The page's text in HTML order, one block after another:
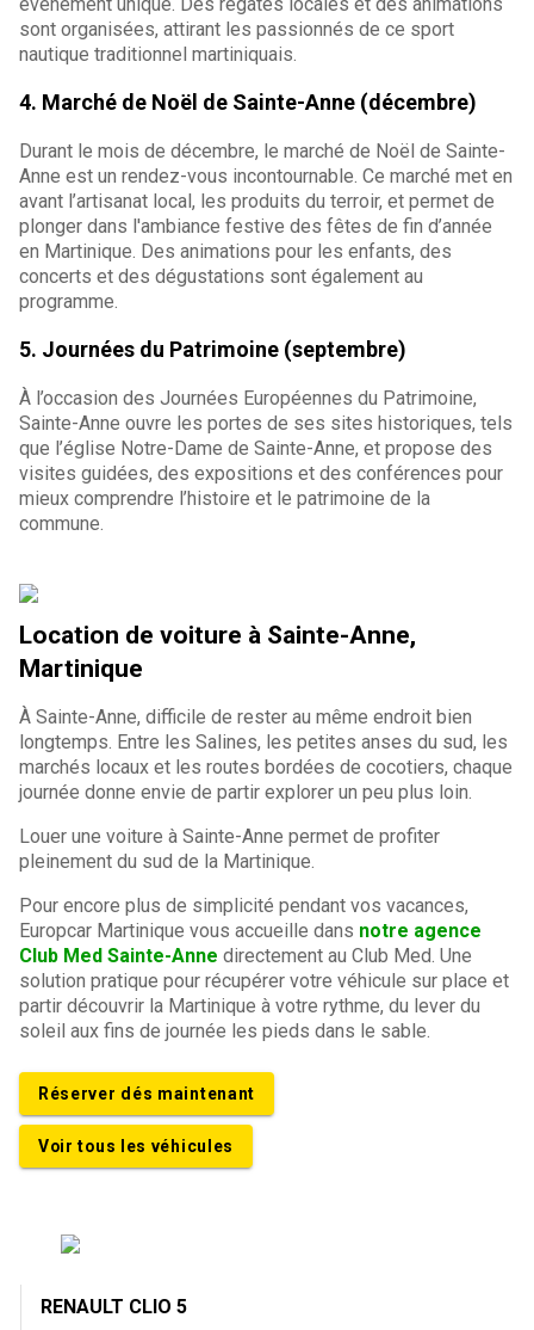
sont organisées, attirant les passionnés de ce sport
nautique traditionnel martiniquais.
4. Marché de Noël de Sainte-Anne (décembre)
Durant le mois de décembre, le marché de Noël de Sainte-
Anne est un rendez-vous incontournable. Ce marché met en
avant l’artisanat local, les produits du terroir, et permet de
plonger dans l'ambiance festive des fêtes de fin d’année
en Martinique. Des animations pour les enfants, des
concerts et des dégustations sont également au
programme.
5. Journées du Patrimoine (septembre)
À l’occasion des Journées Européennes du Patrimoine,
Sainte-Anne ouvre les portes de ses sites historiques, tels
que l’église Notre-Dame de Sainte-Anne, et propose des
visites guidées, des expositions et des conférences pour
mieux comprendre l’histoire et le patrimoine de la
commune.
Location de voiture à Sainte-Anne,
Martinique
À Sainte-Anne, difficile de rester au même endroit bien
longtemps. Entre les Salines, les petites anses du sud, les
marchés locaux et les routes bordées de cocotiers, chaque
journée donne envie de partir explorer un peu plus loin.
Louer une voiture à Sainte-Anne permet de profiter
pleinement du sud de la Martinique.
Pour encore plus de simplicité pendant vos vacances,
Europcar Martinique vous accueille dans notre agence
Club Med Sainte-Anne directement au Club Med. Une
solution pratique pour récupérer votre véhicule sur place et
partir découvrir la Martinique à votre rythme, du lever du
soleil aux fins de journée les pieds dans le sable.
Réserver dés maintenant
Voir tous les véhicules
RENAULT CLIO 5